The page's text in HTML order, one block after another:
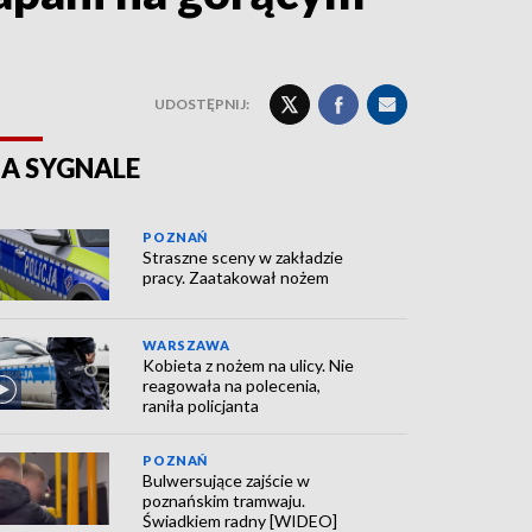
UDOSTĘPNIJ:
SYGNALE
POZNAŃ
Straszne sceny w zakładzie
pracy. Zaatakował nożem
WARSZAWA
Kobieta z nożem na ulicy. Nie
reagowała na polecenia,
raniła policjanta
POZNAŃ
Bulwersujące zajście w
poznańskim tramwaju.
Świadkiem radny [WIDEO]